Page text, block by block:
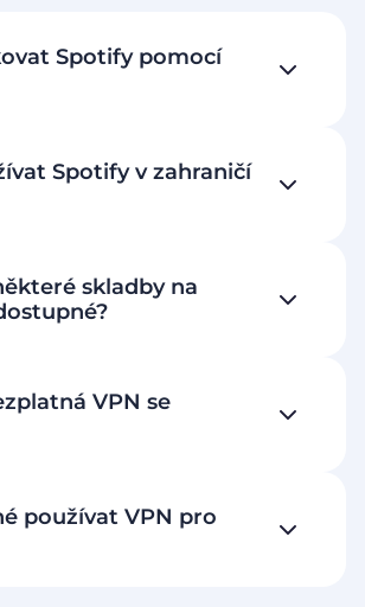
Spotify pomocí
Spotify v zahraničí
skladby na
VPN se
používat VPN pro